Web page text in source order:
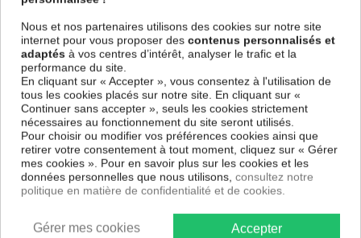
l'environnement, vous pourrez suspendre le tableau immédiatement
sans avoir à l'encadrer.
Le Tableau Animaux August Melodyest résistant aux rayons UV,
inodore et 100 % sûr, parfait même pour la chambre à coucher et la
chambre des enfants.
Notre large choix de tableaux tendances et modernes constituent un
moyen simple et pas cher de donner une nouvelle touche à vos
intérieurs, il y en a pour tous les goût.
Descriptif technique
Nous et nos partenaires utilisons des cookies sur notre site
internet pour vous proposer des contenus personnalisés et
adaptés à vos centres d’intérêt, analyser le trafic et la
performance du site.
En cliquant sur « Accepter », vous consentez à l'utilisation de
tous les cookies placés sur notre site. En cliquant sur «
Continuer sans accepter », seuls les cookies strictement
nécessaires au fonctionnement du site seront utilisés.
Pour choisir ou modifier vos préférences cookies ainsi que
retirer votre consentement à tout moment, cliquez sur « Gérer
mes cookies ». Pour en savoir plus sur les cookies et les
données personnelles que nous utilisons, consultez notre
politique en matière de confidentialité et de cookies.
Accepter
Gérer mes cookies